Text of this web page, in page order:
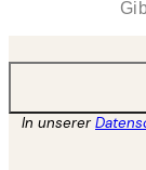
In unserer